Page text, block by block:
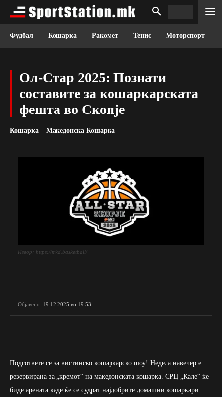
Фудбал Кошарка Ракомет Тенис Моторспорт
Ол-Стар 2025: Познати
составите за кошаркарската
фешта во Скопје
Кошарка Македонска Кошарка
Извор: https://mkd.basketball/
Објавено: 19.12.2025 во 19:53
Подгответе се за вистинско кошаркарско шоу! Недела навечер е
резервирана за „кремот“ на македонската кошарка. СРЦ „Кале“ ќе
биде арената каде ќе се судрат најдобрите домашни кошаркари